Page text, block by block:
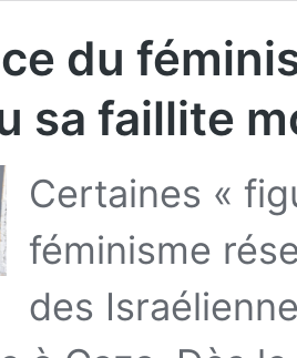
du
sa faillite
Certaines «
féminisme
des